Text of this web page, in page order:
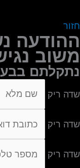
חזור
ההודעה
משוב
נתקלתם
שדה ריק
שדה ריק
שדה ריק